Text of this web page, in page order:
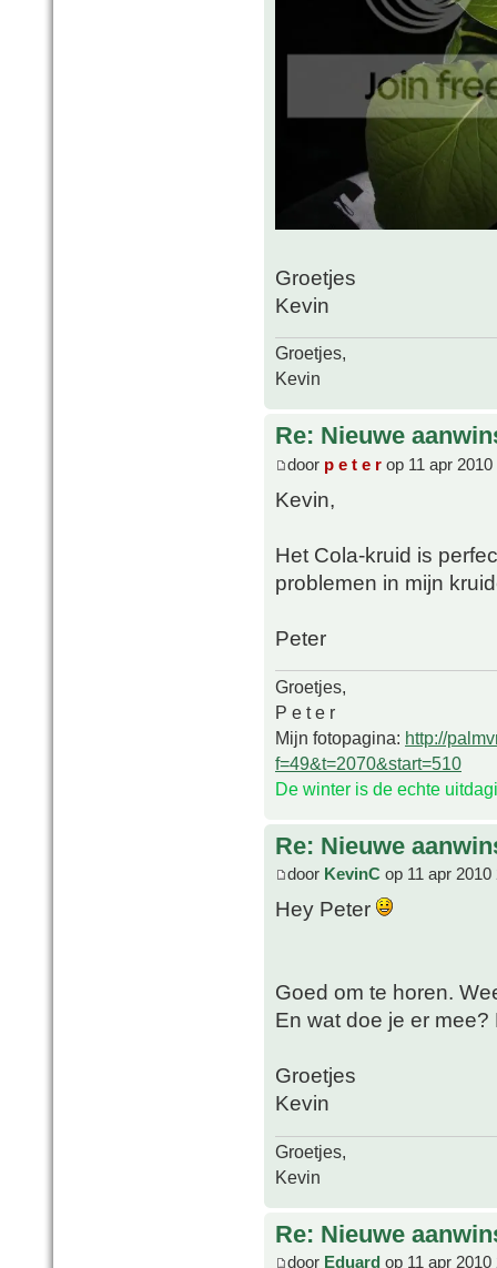
Groetjes
Kevin
Groetjes,
Kevin
Re: Nieuwe
door p e t e r op 11 apr 2010
Kevin,
Het Cola-kruid is
problemen in mijn
Peter
Groetjes,
P e t e r
Mijn fotopagina: http://
f=49&t=2070&start=510
De winter is de echte
Re: Nieuwe
door KevinC op 11 apr 2010
Hey Peter
Goed om te horen.
En wat doe je er
Groetjes
Kevin
Groetjes,
Kevin
Re: Nieuwe
door Eduard op 11 apr 2010